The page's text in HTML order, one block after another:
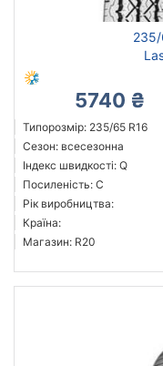
235/
5740 ₴
Типорозмір: 235/65 R16
Сезон: всесезонна
Індекс швидкості: Q
Посиленість: C
Рік виробництва:
Країна:
Магазин: R20